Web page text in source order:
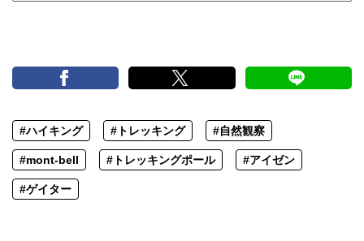
#ハイキング #トレッキング #自然観察
#mont-bell #トレッキングポール #アイゼン
#ゲイター